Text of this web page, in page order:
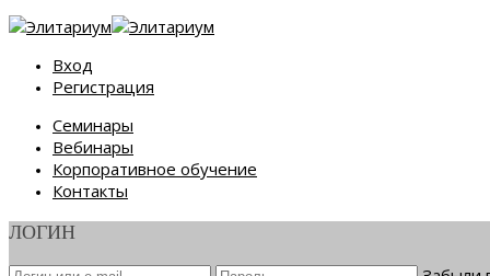
Вход
Регистрация
Семинары
Вебинары
Корпоративное обучение
Контакты
ЛОГИН